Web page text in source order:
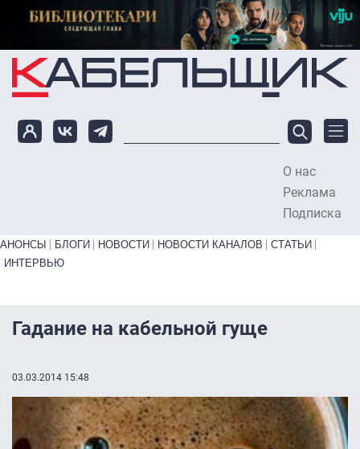
Перейти к основному содержанию
О нас
Реклама
Подписка
Primary links bottom
АНОНСЫ БЛОГИ НОВОСТИ НОВОСТИ КАНАЛОВ
СТАТЬИ
ИНТЕРВЬЮ
Гадание на кабельной гуще
03.03.2014 15:48